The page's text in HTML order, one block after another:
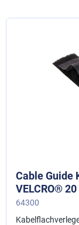
Cable Guide
VELCRO®
64300